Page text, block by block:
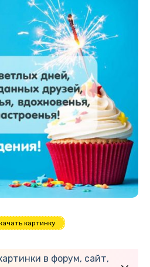
картинку
в форум, сайт,